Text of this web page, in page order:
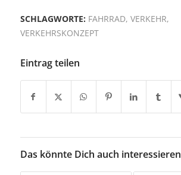
SCHLAGWORTE: FAHRRAD, VERKEHR,
VERKEHRSKONZEPT
Eintrag teilen
Das könnte Dich auch interessieren